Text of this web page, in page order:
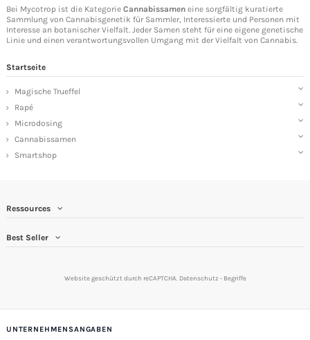
Bei Mycotrop ist die Kategorie Cannabissamen eine sorgfältig kuratierte
Sammlung von Cannabisgenetik für Sammler, Interessierte und Personen mit
Interesse an botanischer Vielfalt. Jeder Samen steht für eine eigene genetische
Linie und einen verantwortungsvollen Umgang mit der Vielfalt von Cannabis.
Startseite
Magische Trueffel
Rapé
Microdosing
Cannabissamen
Smartshop
Ressources
Best Seller
Website geschützt durch reCAPTCHA. Datenschutz - Begriffe
UNTERNEHMENSANGABEN